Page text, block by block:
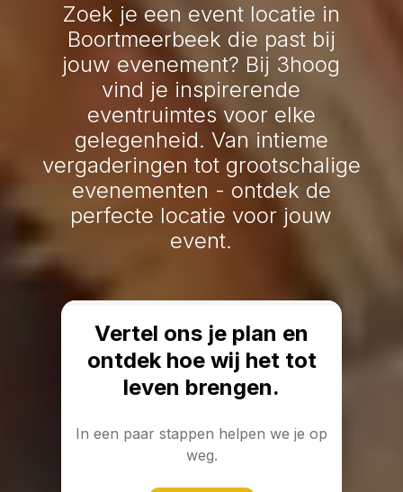
Zoek je een event locatie in
Boortmeerbeek die past bij
jouw evenement? Bij 3hoog
vind je inspirerende
eventruimtes voor elke
gelegenheid. Van intieme
vergaderingen tot grootschalige
evenementen - ontdek de
perfecte locatie voor jouw
event.